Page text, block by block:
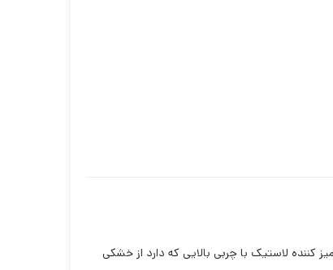
لاستیک با چربی بالایی که دارد از خشکی